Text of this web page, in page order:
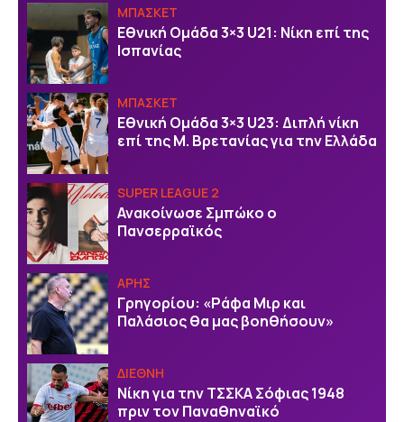
ΜΠΑΣΚΕΤ
Εθνική Ομάδα 3×3 U21: Νίκη επί της
Ισπανίας
ΜΠΑΣΚΕΤ
Εθνική Ομάδα 3×3 U23: Διπλή νίκη
επί της Μ. Βρετανίας για την Ελλάδα
SUPER LEAGUE 2
Ανακοίνωσε Σμπώκο ο
Πανσερραϊκός
ΑΡΗΣ
Γρηγορίου: «Ράφα Μιρ και
Παλάσιος θα μας βοηθήσουν»
ΔΙΕΘΝΗ
Νίκη για την ΤΣΣΚΑ Σόφιας 1948
πριν τον Παναθηναϊκό